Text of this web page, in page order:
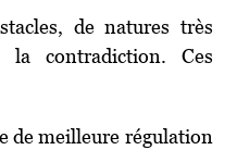
de natures très
la contradiction. Ces
de meilleure régulation